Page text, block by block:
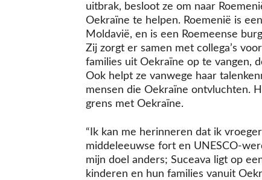
uitbrak, besloot ze om naar
Oekraïne te helpen. Roemenië is
Moldavië, en is een Roemeense
Zij zorgt er samen met collega’s
families uit Oekraïne op te vangen,
Ook helpt ze vanwege haar
mensen die Oekraïne ontvluchten.
grens met Oekraïne.
“Ik kan me herinneren dat ik
middeleeuwse fort en UNESCO-
mijn doel anders; Suceava ligt op
kinderen en hun families vanuit